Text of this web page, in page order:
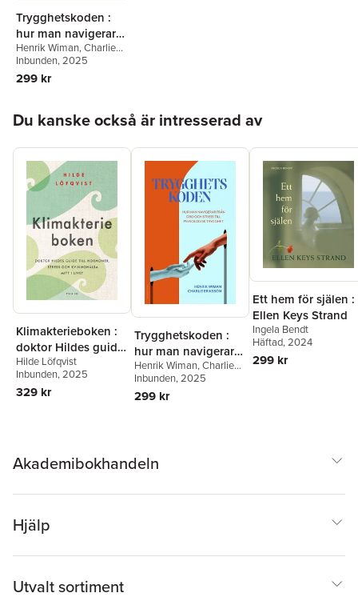
Trygghetskoden :
hur man navigerar
från oro och stress
till psykologisk
trygghet
Henrik Wiman,Charlie
Eriksson
Inbunden, 2025
299 kr
Du kanske också är intresserad av
Klimakterieboken :
doktor Hildes guide
till hormoner, stress
och kvinnohälsa
mitt i livet
Hilde Löfqvist
Inbunden, 2025
329 kr
Trygghetskoden :
hur man navigerar
från oro och stress
till psykologisk
trygghet
Henrik Wiman,Charlie
Eriksson
Inbunden, 2025
299 kr
Ett hem för själen :
Ellen Keys Strand
Ingela Bendt
Häftad, 2024
299 kr
Akademibokhandeln
Hjälp
Utvalt sortiment